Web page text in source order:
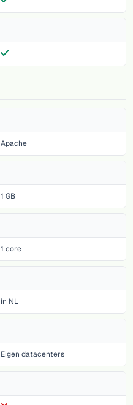
Apache
1 GB
1 core
in NL
Eigen datacenters